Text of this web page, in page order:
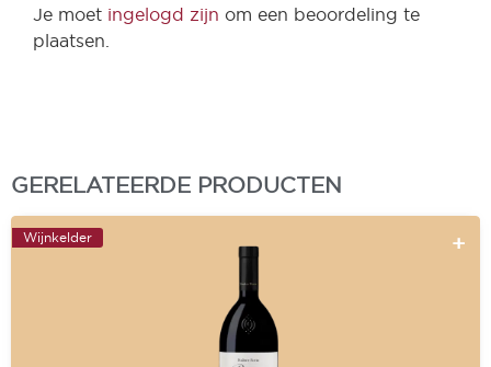
Je moet ingelogd zijn om een beoordeling te
plaatsen.
GERELATEERDE PRODUCTEN
Wijnkelder